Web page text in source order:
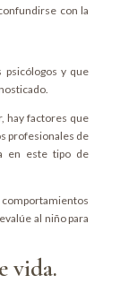
con la
psicólogos y que
hay factores que
profesionales de
en este tipo de
comportamientos
al niño para
vida.